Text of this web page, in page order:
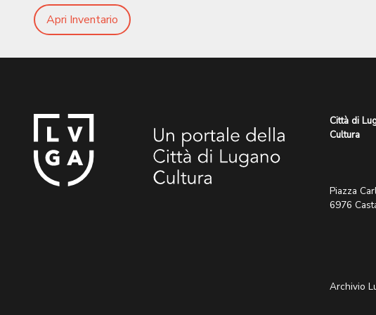
Apri Inventario
Città di
Cultura
Piazza
6976
Archivio